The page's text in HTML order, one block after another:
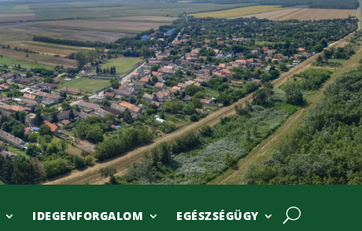
IDEGENFORGALOM EGÉSZSÉGÜGY